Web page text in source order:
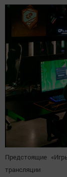
Предстоящие
трансляции